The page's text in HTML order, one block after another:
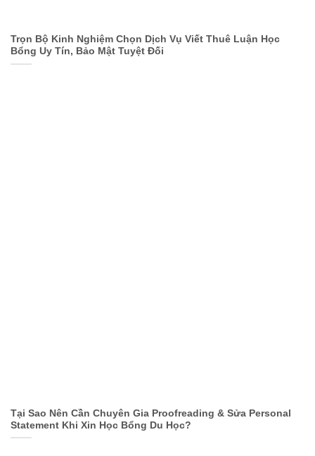
Trọn Bộ Kinh Nghiệm Chọn Dịch Vụ Viết Thuê Luận Học
Bổng Uy Tín, Bảo Mật Tuyệt Đối
Tại Sao Nên Cần Chuyên Gia Proofreading & Sửa Personal
Statement Khi Xin Học Bổng Du Học?